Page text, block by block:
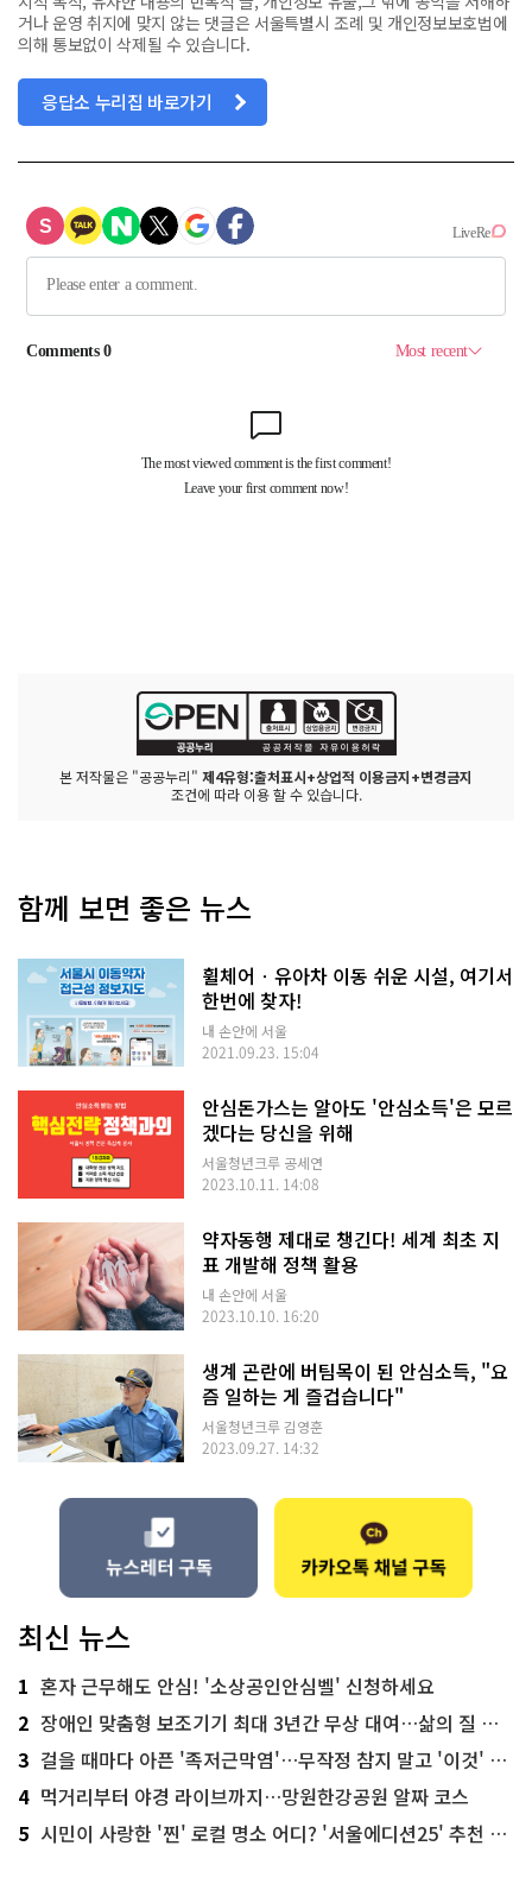
거나 운영 취지에 맞지 않는 댓글은 서울특별시 조례 및 개인정보보호법에
의해 통보없이 삭제될 수 있습니다.
응답소 누리집 바로가기
본 저작물은 "공공누리" 제4유형:출처표시+상업적 이용금지+변경금지
조건에 따라 이용 할 수 있습니다.
함께 보면 좋은 뉴스
휠체어‧유아차 이동 쉬운 시설, 여기서
한번에 찾자!
내 손안에 서울
2021.09.23. 15:04
안심돈가스는 알아도 '안심소득'은 모르
겠다는 당신을 위해
서울청년크루 공세연
2023.10.11. 14:08
약자동행 제대로 챙긴다! 세계 최초 지
표 개발해 정책 활용
내 손안에 서울
2023.10.10. 16:20
생계 곤란에 버팀목이 된 안심소득, "요
즘 일하는 게 즐겁습니다"
서울청년크루 김영훈
2023.09.27. 14:32
최신 뉴스
1 혼자 근무해도 안심! '소상공인안심벨' 신청하세요
2 장애인 맞춤형 보조기기 최대 3년간 무상 대여…삶의 질 높인다
3 걸을 때마다 아픈 '족저근막염'…무작정 참지 말고 '이것' 해보세요!
4 먹거리부터 야경 라이브까지…망원한강공원 알짜 코스
5 시민이 사랑한 '찐' 로컬 명소 어디? '서울에디션25' 추천 코스